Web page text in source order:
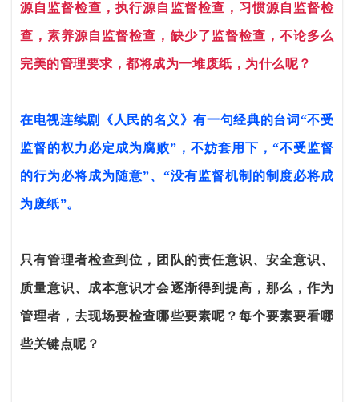
源自监督检查，执行源自监督检查，习惯源自监督检
查，素养源自监督检查，缺少了监督检查，不论多么
完美的管理要求，都将成为一堆废纸，为什么呢？
在电视连续剧《人民的名义》有一句经典的台词“不受
监督的权力必定成为腐败”，不妨套用下，“不受监督
的行为必将成为随意”、“没有监督机制的制度必将成
为废纸”。
只有管理者检查到位，团队的责任意识、安全意识、
质量意识、成本意识才会逐渐得到提高，那么，作为
管理者，去现场要检查哪些要素呢？每个要素要看哪
些关键点呢？